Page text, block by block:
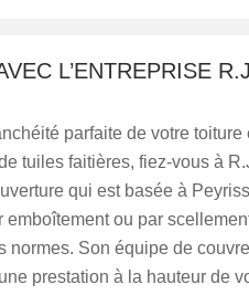
L’ENTREPRISE
parfaite de votre toiture
tuiles faitières, fiez-vous à
qui est basée à
emboîtement ou par
normes. Son équipe de
prestation à la hauteur de